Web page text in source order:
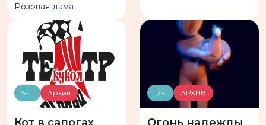
Розовая дама
5+ Архив 12+ АРХИВ